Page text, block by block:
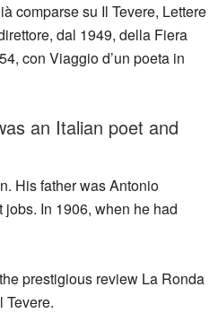
comparse su Il Tevere, Lettere
dal 1949, della Fiera
con Viaggio d’un poeta in
an Italian poet and
His father was Antonio
In 1906, when he had
prestigious review La Ronda
Tevere.